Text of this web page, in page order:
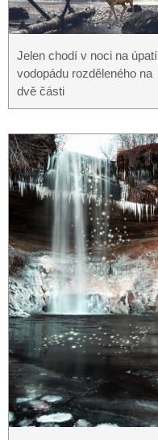
Jelen chodí v noci na úpatí
vodopádu rozděleného na
dvě části